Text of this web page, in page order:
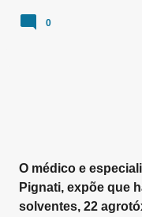
0
O médico e
Pignati, expõe que
solventes, 22